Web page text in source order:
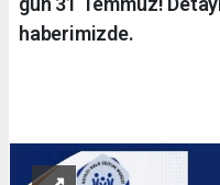
haberimizde.